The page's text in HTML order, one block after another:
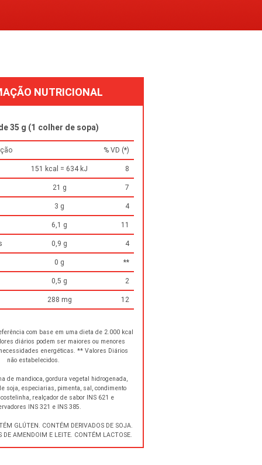
NUTRICIONAL
35 g (1 colher de sopa)
% VD (*)
151 kcal = 634 kJ 8
21 g 7
3 g 4
6,1 g 11
0,9 g 4
0 g **
0,5 g 2
288 mg 12
com base em uma dieta de 2.000 kcal
diários podem ser maiores ou menores
energéticas. ** Valores Diários
não estabelecidos.
de mandioca, gordura vegetal hidrogenada,
soja, especiarias, pimenta, sal, condimento
realçador de sabor INS 621 e
INS 321 e INS 385.
GLÚTEN. CONTÉM DERIVADOS DE SOJA.
DE AMENDOIM E LEITE. CONTÉM LACTOSE.